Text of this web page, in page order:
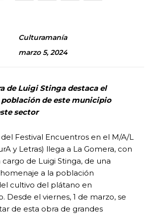
Culturamanía
marzo 5, 2024
de Luigi Stinga destaca el
población de este municipio
sector
Festival Encuentros en el M/A/L
y Letras) llega a La Gomera, con
cargo de Luigi Stinga, de una
a la población
cultivo del plátano en
Desde el viernes, 1 de marzo, se
de esta obra de grandes